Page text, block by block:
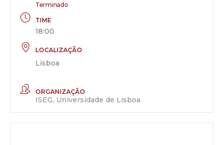
Terminado
TIME
18:00
LOCALIZAÇÃO
Lisboa
ORGANIZAÇÃO
ISEG, Universidade de Lisboa